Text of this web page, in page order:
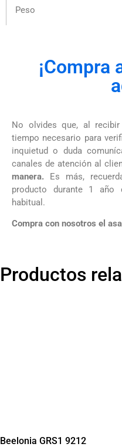
Peso
¡Compra
No olvides que, al
tiempo necesario para
inquietud o duda
canales de atención al
manera. Es más,
producto durante 1 año
habitual.
Compra con nosotros el
Productos
Beelonia GRS1 9212